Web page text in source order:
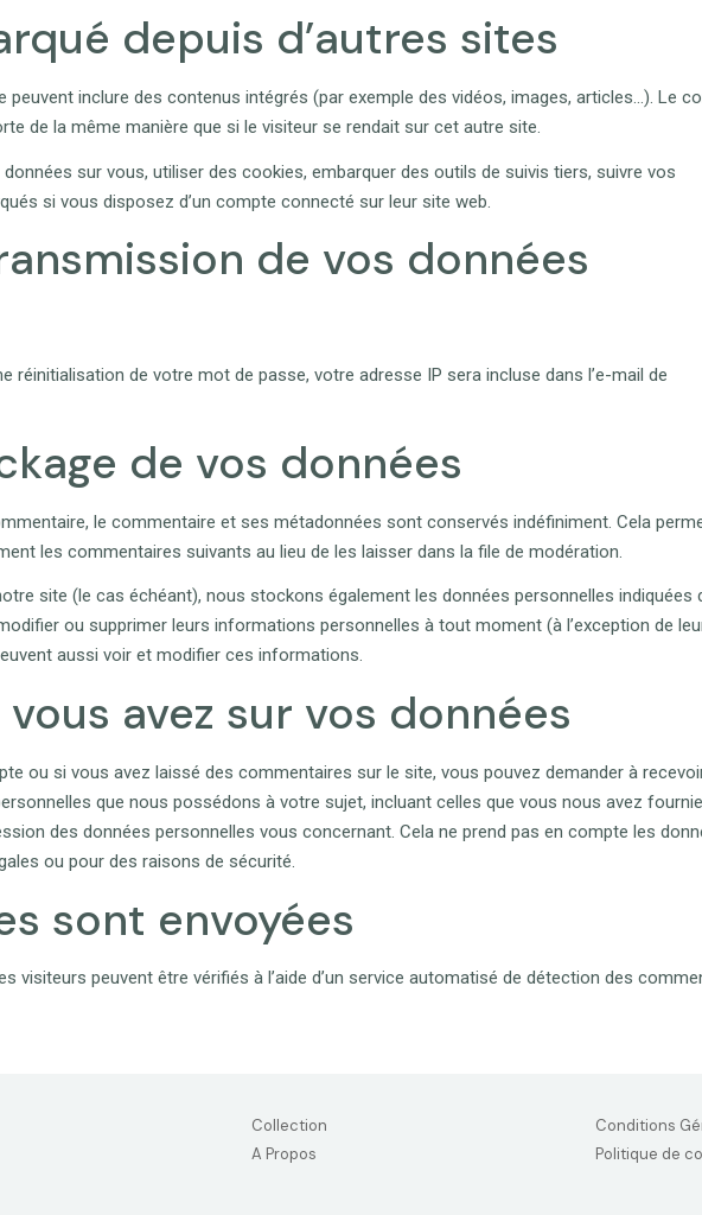
depuis d’autres sites
peuvent inclure des contenus intégrés (par exemple des vidéos, images, articles…). Le
de la même manière que si le visiteur se rendait sur cet autre site.
sur vous, utiliser des cookies, embarquer des outils de suivis tiers, suivre vos
si vous disposez d’un compte connecté sur leur site web.
de vos données
réinitialisation de votre mot de passe, votre adresse IP sera incluse dans l’e-mail de
de vos données
le commentaire et ses métadonnées sont conservés indéfiniment. Cela
les commentaires suivants au lieu de les laisser dans la file de modération.
site (le cas échéant), nous stockons également les données personnelles indiquées
ou supprimer leurs informations personnelles à tout moment (à l’exception de
aussi voir et modifier ces informations.
avez sur vos données
ou si vous avez laissé des commentaires sur le site, vous pouvez demander à
que nous possédons à votre sujet, incluant celles que vous nous avez
des données personnelles vous concernant. Cela ne prend pas en compte les
ou pour des raisons de sécurité.
sont envoyées
visiteurs peuvent être vérifiés à l’aide d’un service automatisé de détection des
Collection
A Propos
Conditions
Politique de